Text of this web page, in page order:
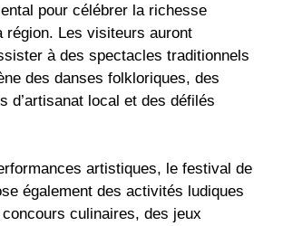
pour célébrer la richesse
région. Les visiteurs auront
à des spectacles traditionnels
des danses folkloriques, des
d’artisanat local et des défilés
artistiques, le festival de
également des activités ludiques
culinaires, des jeux